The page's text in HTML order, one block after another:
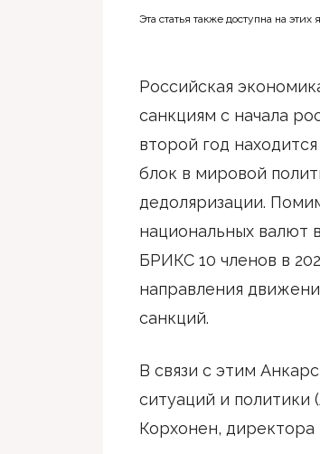
Эта статья также доступна на этих
Российская
санкциям с начала
второй год
блок в мировой
дедоляризации.
национальных валют
БРИКС 10 членов в
направления
санкций.
В связи с этим
ситуаций и
Корхонен,